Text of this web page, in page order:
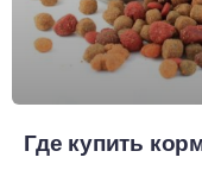
Где купить